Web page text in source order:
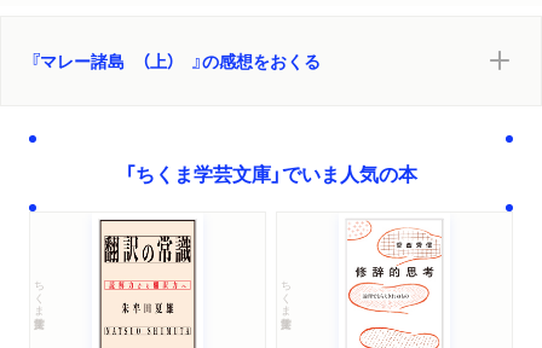
『マレー諸島 （上） 』の感想をおくる
「ちくま学芸文庫」でいま人気の本
ちくま学芸文庫 ちくま学芸文庫